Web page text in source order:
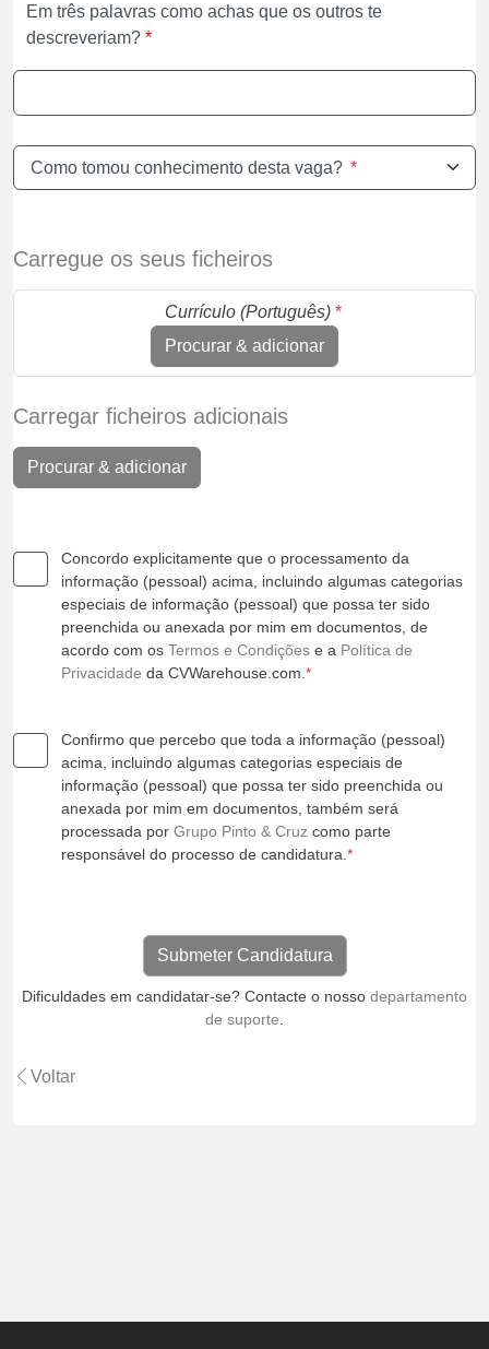
Em três palavras como achas que os outros te
descreveriam? *
Como tomou conhecimento desta vaga? *
Carregue os seus ficheiros
Currículo (Português) *
Procurar & adicionar
Carregar ficheiros adicionais
Procurar & adicionar
Concordo explicitamente que o processamento da
informação (pessoal) acima, incluindo algumas categorias
especiais de informação (pessoal) que possa ter sido
preenchida ou anexada por mim em documentos, de
acordo com os Termos e Condições e a Política de
Privacidade da CVWarehouse.com.*
Confirmo que percebo que toda a informação (pessoal)
acima, incluindo algumas categorias especiais de
informação (pessoal) que possa ter sido preenchida ou
anexada por mim em documentos, também será
processada por Grupo Pinto & Cruz como parte
responsável do processo de candidatura. *
Dificuldades em candidatar-se? Contacte o nosso departamento
de suporte
Voltar